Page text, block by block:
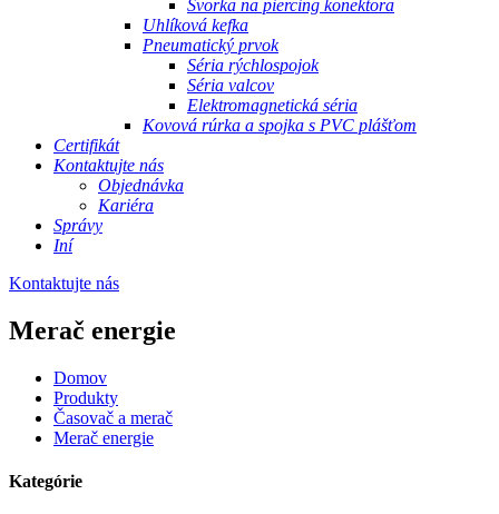
Svorka na piercing konektora
Uhlíková kefka
Pneumatický prvok
Séria rýchlospojok
Séria valcov
Elektromagnetická séria
Kovová rúrka a spojka s PVC plášťom
Certifikát
Kontaktujte nás
Objednávka
Kariéra
Správy
Iní
Kontaktujte nás
Merač energie
Domov
Produkty
Časovač a merač
Merač energie
Kategórie